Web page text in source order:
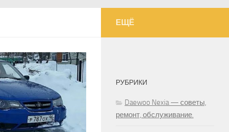
ЕЩЁ
РУБРИКИ
Daewoo Nexia — советы,
ремонт, обслуживание.